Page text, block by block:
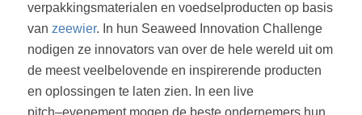
verpakkingsmaterialen en voedselproducten op basis
van zeewier. In hun Seaweed Innovation Challenge
nodigen ze innovators van over de hele wereld uit om
de meest veelbelovende en inspirerende producten
en oplossingen te laten zien. In een live